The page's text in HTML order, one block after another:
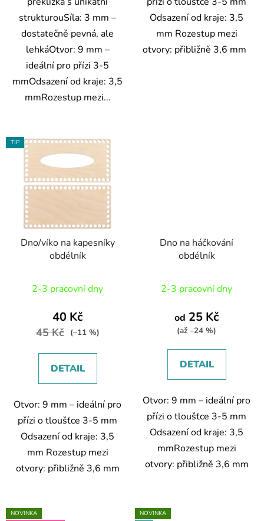
strukturouSíla: 3 mm –
dostatečně pevná, ale
lehkáOtvor: 9 mm –
ideální pro přízi 3-5
mmOdsazení od kraje: 3,5
mmRozestup mezi...
Odsazení od kraje: 3,5
mm Rozestup mezi
otvory: přibližně 3,6 mm
TIP
Dno/víko na kapesníky
obdélník
hodnocení
produktu
je
5
2-3 pracovní dny
40 Kč
45 Kč (–11 %)
DETAIL
Otvor: 9 mm – ideální pro
přízi o tloušťce 3-5 mm
Odsazení od kraje: 3,5
mm Rozestup mezi
otvory: přibližně 3,6 mm
Dno na háčkování
obdélník
hodnocení
produktu
je
z
2-3 pracovní dny
od 25 Kč
(až –24 %)
DETAIL
Otvor: 9 mm – ideální pro
přízi o tloušťce 3-5 mm
Odsazení od kraje: 3,5
mmRozestup mezi
otvory: přibližně 3,6 mm
NOVINKA
NOVINKA